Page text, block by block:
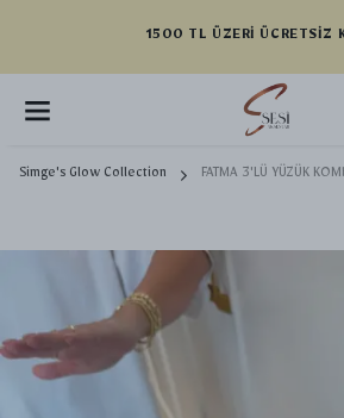
ÜZERI ÜCRETSIZ KARGO
Simge's Glow Collection FATMA 3'LÜ YÜZÜK